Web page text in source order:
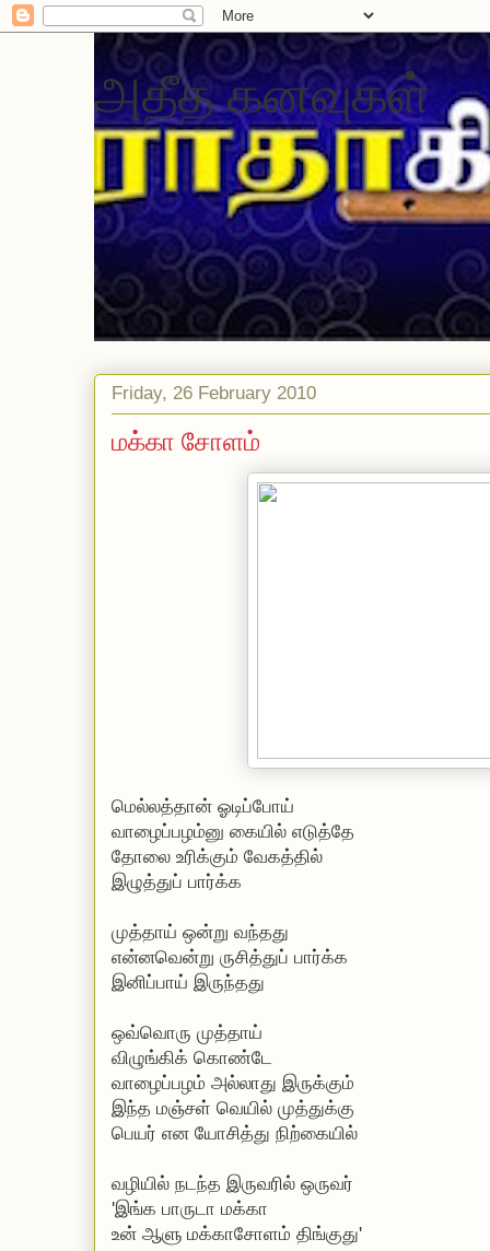
அதீத கனவுகள்
Friday, 26 February 2010
மக்கா சோளம்
மெல்லத்தான் ஓடிப்போய்
வாழைப்பழம்னு கையில் எடுத்தே
தோலை உரிக்கும் வேகத்தில்
இழுத்துப் பார்க்க
முத்தாய் ஒன்று வந்தது
என்னவென்று ருசித்துப் பார்க்க
இனிப்பாய் இருந்தது
ஒவ்வொரு முத்தாய்
விழுங்கிக் கொண்டே
வாழைப்பழம் அல்லாது இருக்கும்
இந்த மஞ்சள் வெயில் முத்துக்கு
பெயர் என யோசித்து நிற்கையில்
வழியில் நடந்த இருவரில் ஒருவர்
'இங்க பாருடா மக்கா
உன் ஆளு மக்காசோளம் திங்குது'